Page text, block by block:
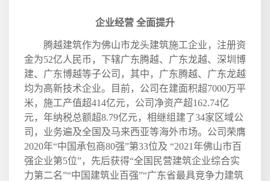
企业经营 全面提升
腾越建筑作为佛山市龙头建筑施工企业，注册资
金为52亿人民币，下辖广东腾越、广东龙越、深圳博
建、广东博越等子公司，其中，广东腾越、广东龙越
均为高新技术企业。目前，公司在建面积超7000万平
米，施工产值超414亿元，公司净资产超162.74亿
元，年纳税总额超8.79亿元，相继组建了34家区域公
司，业务遍及全国及马来西亚等海外市场。公司荣膺
2020年“中国承包商80强”第33位及 “2021年佛山市百
强企业第5位”，先后获得“全国民营建筑企业综合实
力第二名”“中国建筑业百强”“广东省最具竞争力建筑